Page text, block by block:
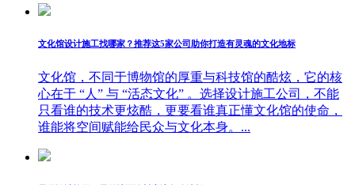
文化馆设计施工找哪家？推荐这5家公司助你打造有灵魂的文化地标
文化馆，不同于博物馆的厚重与科技馆的酷炫，它的核
心在于 “人” 与 “活态文化” 。选择设计施工公司，不能
只看谁的技术更炫酷，更要看谁真正懂文化馆的使命，
谁能将空间赋能给民众与文化本身。...